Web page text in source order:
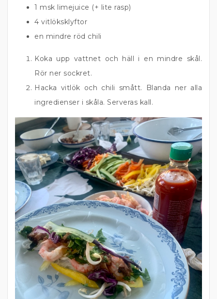
1 msk limejuice (+ lite rasp)
4 vitlöksklyftor
en mindre röd chili
Koka upp vattnet och häll i en mindre skål.
Rör ner sockret.
Hacka vitlök och chili smått. Blanda ner alla
ingredienser i skåla. Serveras kall.